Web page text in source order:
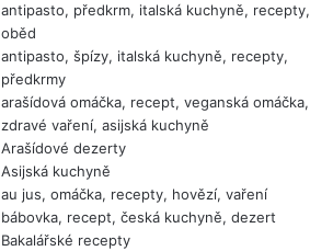
antipasto, předkrm, italská kuchyně, recepty,
oběd
antipasto, špízy, italská kuchyně, recepty,
předkrmy
arašídová omáčka, recept, veganská omáčka,
zdravé vaření, asijská kuchyně
Arašídové dezerty
Asijská kuchyně
au jus, omáčka, recepty, hovězí, vaření
bábovka, recept, česká kuchyně, dezert
Bakalářské recepty